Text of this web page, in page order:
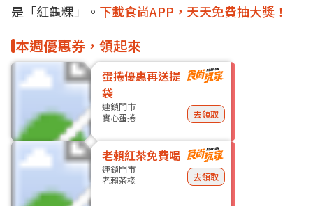
是「紅龜粿」。 下載食尚APP，天天免費抽大獎！
本週優惠券，領起來
蛋捲優惠再送提
袋
連鎖門市
實心蛋捲
去領取
老賴紅茶免費喝
連鎖門市
老賴茶棧
去領取